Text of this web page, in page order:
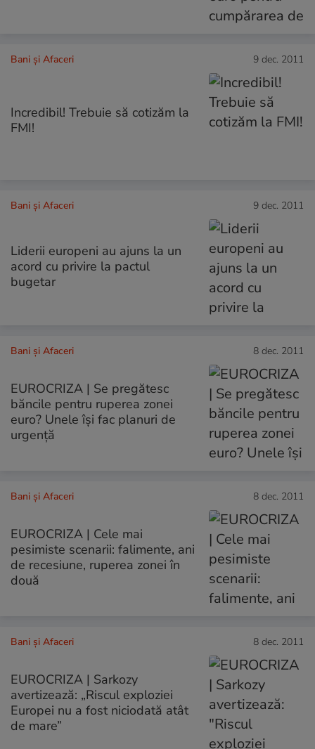
Bani și Afaceri 9 dec. 2011
Incredibil! Trebuie să cotizăm la
FMI!
Bani și Afaceri 9 dec. 2011
Liderii europeni au ajuns la un
acord cu privire la pactul
bugetar
Bani și Afaceri 8 dec. 2011
EUROCRIZA | Se pregătesc
băncile pentru ruperea zonei
euro? Unele îşi fac planuri de
urgenţă
Bani și Afaceri 8 dec. 2011
EUROCRIZA | Cele mai
pesimiste scenarii: falimente, ani
de recesiune, ruperea zonei în
două
Bani și Afaceri 8 dec. 2011
EUROCRIZA | Sarkozy
avertizează: „Riscul exploziei
Europei nu a fost niciodată atât
de mare”